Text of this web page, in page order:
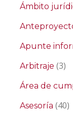
Ámbito
Apunte
Arbitraje (3)
Área de
Asesoría (40)